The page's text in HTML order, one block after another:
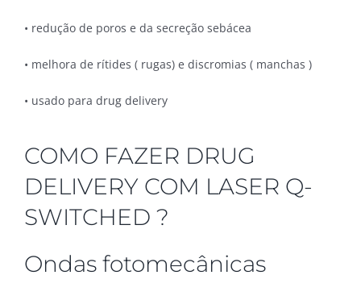
• redução de poros e da secreção sebácea
• melhora de rítides ( rugas) e discromias ( manchas )
• usado para drug delivery
COMO FAZER DRUG
DELIVERY COM LASER Q-
SWITCHED ?
Ondas fotomecânicas